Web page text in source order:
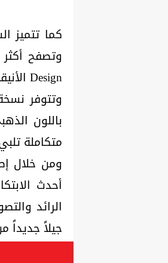
Design الأنيقة، ليقدم مظهراً راقياً يعكس شخصية المستخدم العصري.
باللون
متكاملة
أحدث
الرائد
جيلاً